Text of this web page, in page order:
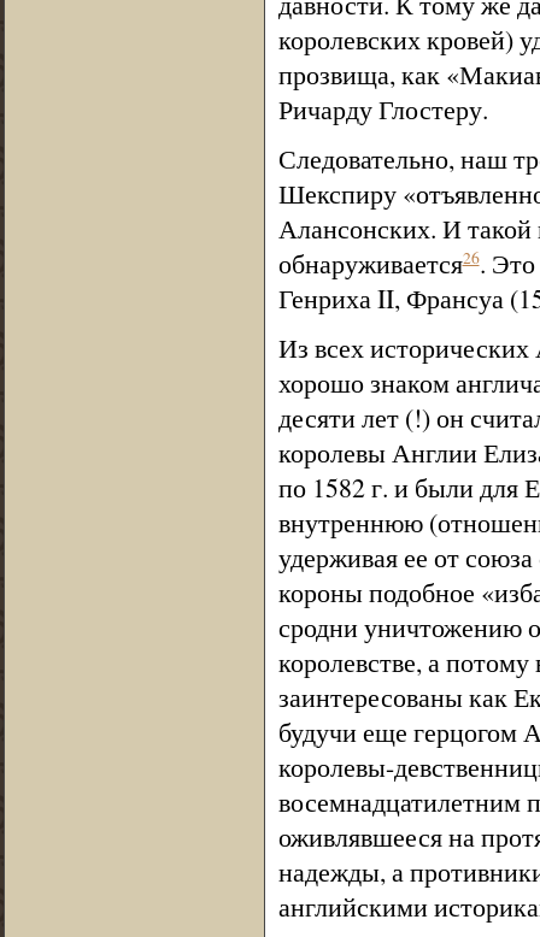
королевских кровей)
прозвища, как
Ричарду Глостеру.
Следовательно, наш
Шекспиру
Алансонских. И такой
обнаруживается26.
Генриха II, Франсуа
Из всех
хорошо знаком
десяти лет (!) он
королевы Англии
по 1582 г. и были для
внутреннюю
удерживая ее от
короны подобное
сродни уничтожению
королевстве, а
заинтересованы как
будучи еще герцогом
королевы-
восемнадцатилетним
оживлявшееся на
надежды, а
английскими